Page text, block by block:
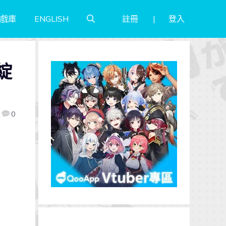
庫 ENGLISH 註冊 登入
0